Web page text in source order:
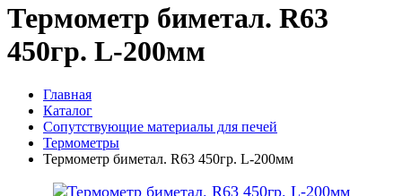
Термометр биметал. R63
450гр. L-200мм
Главная
Каталог
Сопутствующие материалы для печей
Термометры
Термометр биметал. R63 450гр. L-200мм